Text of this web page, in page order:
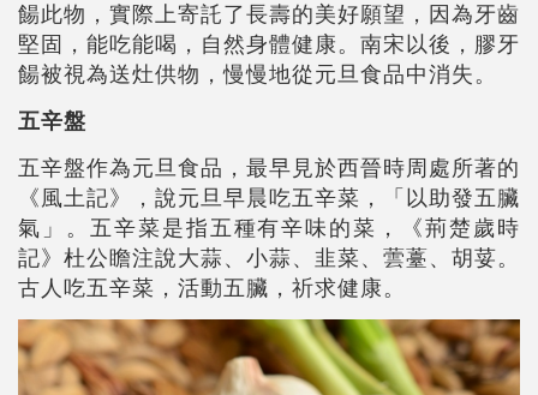
餳此物，實際上寄託了長壽的美好願望，因為牙齒
堅固，能吃能喝，自然身體健康。南宋以後，膠牙
餳被視為送灶供物，慢慢地從元旦食品中消失。
五辛盤
五辛盤作為元旦食品，最早見於西晉時周處所著的
《風土記》，說元旦早晨吃五辛菜，「以助發五臟
氣」。五辛菜是指五種有辛味的菜，《荊楚歲時
記》杜公瞻注說大蒜、小蒜、韭菜、蕓薹、胡荽。
古人吃五辛菜，活動五臟，祈求健康。